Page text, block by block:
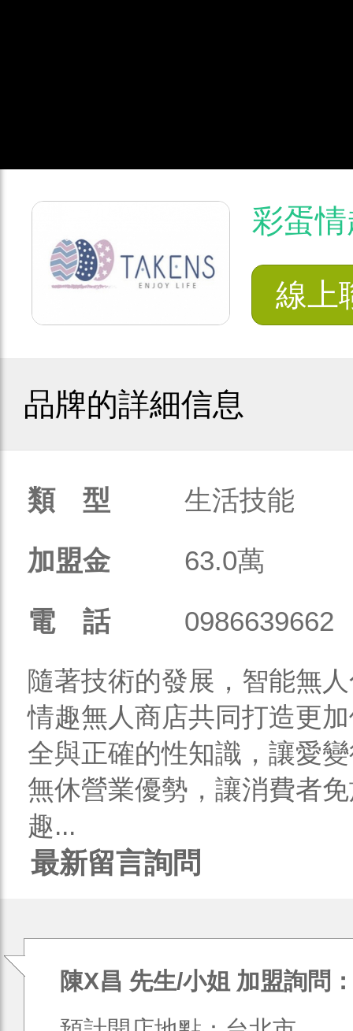
彩蛋
線上
品牌的詳細信息
類 型
生活技能
加盟金
63.0萬
電 話
0986639662
隨著技術的發展，智能無
情趣無人商店共同打造更
全與正確的性知識，讓愛
無休營業優勢，讓消費者
趣...
最新留言詢問
陳X昌 先生/小姐 加盟詢問